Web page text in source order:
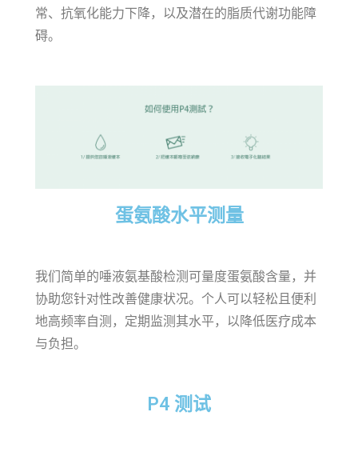
常、抗氧化能力下降，以及潜在的脂质代谢功能障
碍。
蛋氨酸水平测量
我们简单的唾液氨基酸检测可量度蛋氨酸含量，并
协助您针对性改善健康状况。个人可以轻松且便利
地高频率自测，定期监测其水平，以降低医疗成本
与负担。
P4 测试